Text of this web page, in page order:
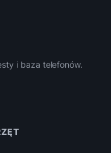
i baza telefonów.